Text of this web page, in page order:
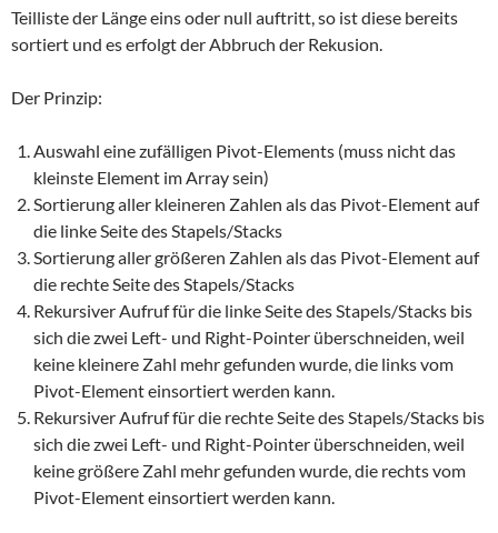
Teilliste der Länge eins oder null auftritt, so ist diese bereits
sortiert und es erfolgt der Abbruch der Rekusion.
Der Prinzip:
Auswahl eine zufälligen Pivot-Elements (muss nicht das
kleinste Element im Array sein)
Sortierung aller kleineren Zahlen als das Pivot-Element auf
die linke Seite des Stapels/Stacks
Sortierung aller größeren Zahlen als das Pivot-Element auf
die rechte Seite des Stapels/Stacks
Rekursiver Aufruf für die linke Seite des Stapels/Stacks bis
sich die zwei Left- und Right-Pointer überschneiden, weil
keine kleinere Zahl mehr gefunden wurde, die links vom
Pivot-Element einsortiert werden kann.
Rekursiver Aufruf für die rechte Seite des Stapels/Stacks bis
sich die zwei Left- und Right-Pointer überschneiden, weil
keine größere Zahl mehr gefunden wurde, die rechts vom
Pivot-Element einsortiert werden kann.